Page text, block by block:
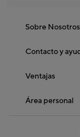
Sobre Nosotros
Contacto y
Ventajas
Área personal